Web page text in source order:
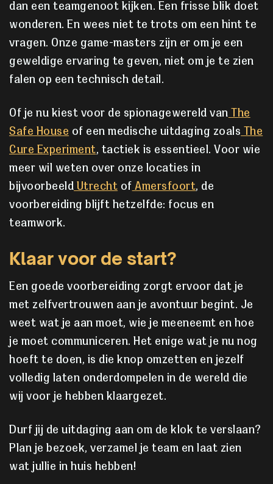
dan een teamgenoot kijken. Een frisse blik doet
wonderen. En wees niet te trots om een hint te
vragen. Onze game-masters zijn er om je een
geweldige ervaring te geven, niet om je te zien
falen op een technisch detail.
Of je nu kiest voor de spionagewereld van The
Safe House of een medische uitdaging zoals The
Cure Experiment, tactiek is essentieel. Voor wie
meer wil weten over onze locaties in
bijvoorbeeld Utrecht of Amersfoort, de
voorbereiding blijft hetzelfde: focus en
teamwork.
Klaar voor de start?
Een goede voorbereiding zorgt ervoor dat je
met zelfvertrouwen aan je avontuur begint. Je
weet wat je aan moet, wie je meeneemt en hoe
je moet communiceren. Het enige wat je nu nog
hoeft te doen, is die knop omzetten en jezelf
volledig laten onderdompelen in de wereld die
wij voor je hebben klaargezet.
Durf jij de uitdaging aan om de klok te verslaan?
Plan je bezoek, verzamel je team en laat zien
wat jullie in huis hebben!